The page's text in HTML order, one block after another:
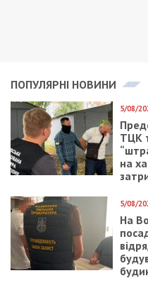
Щоб отримувати і
рамках державного
наступні категорії
перереєструватися у
того, як мине 150
тимчасового захисту
інших
Студенти у віці
надіслати VZP
університету
Медичне
держава.